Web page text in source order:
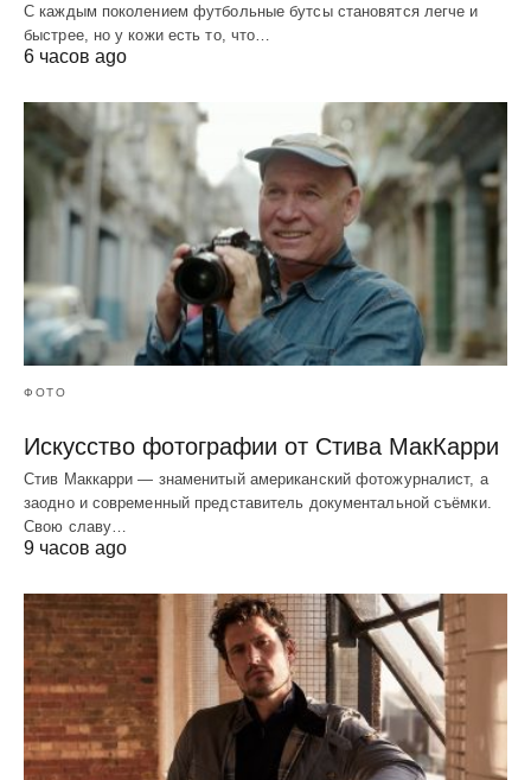
С каждым поколением футбольные бутсы становятся легче и
быстрее, но у кожи есть то, что…
6 часов ago
ФОТО
Искусство фотографии от Стива МакКарри
Стив Маккарри — знаменитый американский фотожурналист, а
заодно и современный представитель документальной съёмки.
Свою славу…
9 часов ago